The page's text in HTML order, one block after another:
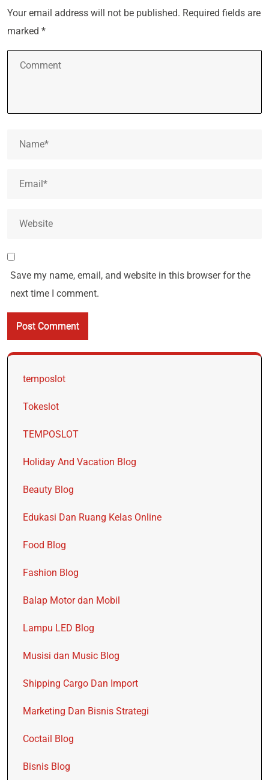
Your email address will not be published. Required fields are
marked *
Save my name, email, and website in this browser for the
next time I comment.
temposlot
Tokeslot
TEMPOSLOT
Holiday And Vacation Blog
Beauty Blog
Edukasi Dan Ruang Kelas Online
Food Blog
Fashion Blog
Balap Motor dan Mobil
Lampu LED Blog
Musisi dan Music Blog
Shipping Cargo Dan Import
Marketing Dan Bisnis Strategi
Coctail Blog
Bisnis Blog